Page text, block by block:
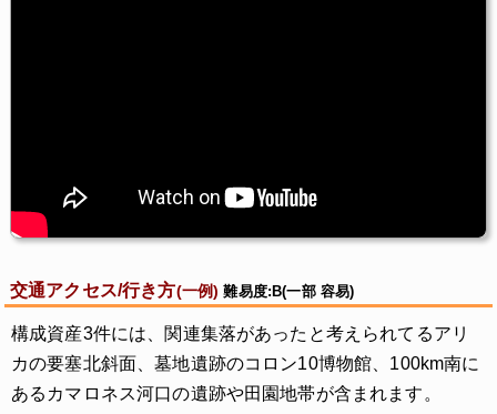
交通アクセス/行き方(一例) 難易度:B(一部 容易)
構成資産3件には、関連集落があったと考えられてるアリ
カの要塞北斜面、墓地遺跡のコロン10博物館、100km南に
あるカマロネス河口の遺跡や田園地帯が含まれます。